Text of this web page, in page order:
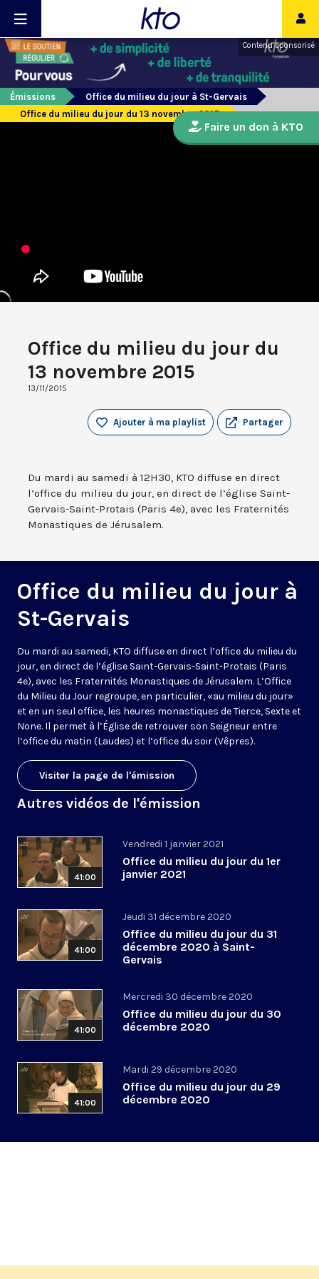
Contenu sponsorisé
Émissions
Office du milieu du jour à St-Gervais
Office du milieu du jour du 13 novembre 2015
Office du milieu du jour du
13 novembre 2015
13/11/2015
Partager
Ajouter à ma playlist
Du mardi au samedi à 12H30, KTO diffuse en direct
l’office du milieu du jour, en direct de l’église Saint-
Gervais-Saint-Protais (Paris 4e), avec les Fraternités
Monastiques de Jérusalem.
Office du milieu du jour à
St-Gervais
Du mardi au samedi, KTO diffuse en direct l’office du milieu du
jour, en direct de l’église Saint-Gervais-Saint-Protais (Paris
4e), avec les Fraternités Monastiques de Jérusalem. L’Office
du Milieu du Jour regroupe, en particulier, «au milieu du jour»
et en un seul office, les heures monastiques de Tierce, Sexte et
None. Il permet à l’Église de retrouver son Seigneur entre
l’office du matin (Laudes) et l’office du soir (Vêpres).
Visiter la page de l'émission
Autres vidéos de l'émission
41:00
Vendredi 1 janvier 2021
Office du milieu du jour du 1er
janvier 2021
41:00
Jeudi 31 décembre 2020
Office du milieu du jour du 31
décembre 2020 à Saint-
Gervais
41:00
Mercredi 30 décembre 2020
Office du milieu du jour du 30
décembre 2020
41:00
Mardi 29 décembre 2020
Office du milieu du jour du 29
décembre 2020
Faire un don à KTO